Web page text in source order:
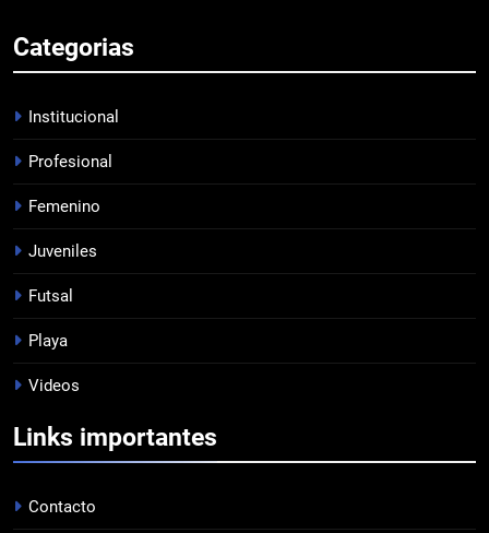
LISTA DE CONVOCADOS
7
8
1
Categorias
Institucional
Profesional
Femenino
Juveniles
Futsal
Playa
Videos
Links importantes
Contacto